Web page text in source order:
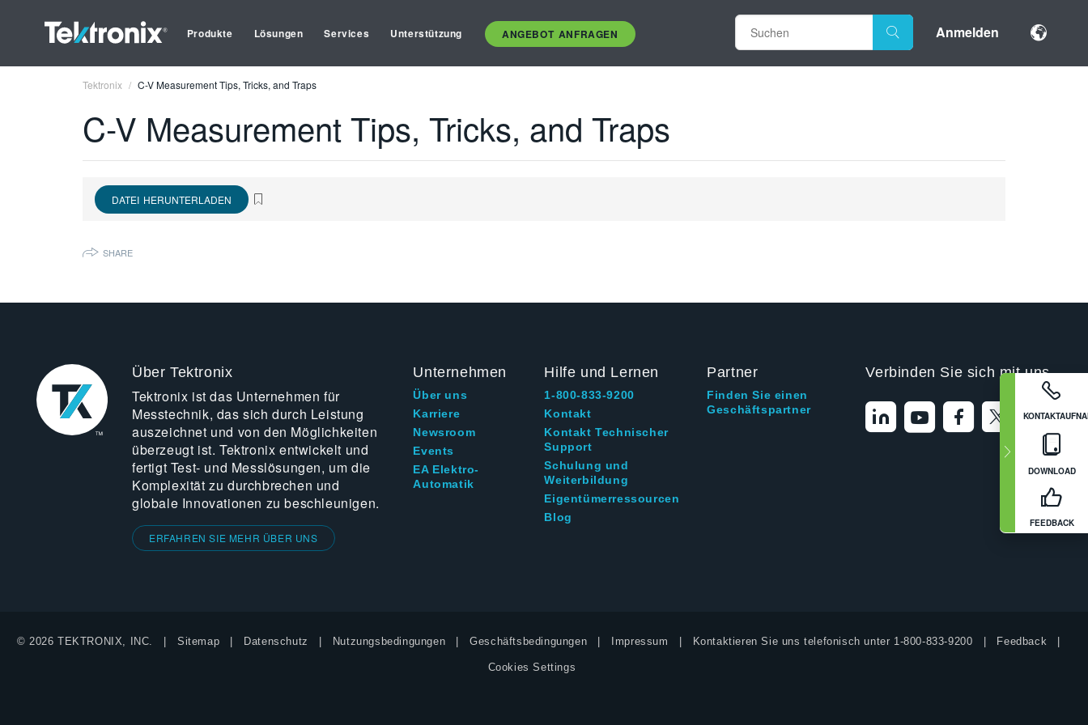
Produkte Lösungen Services Unterstützung ANGEBOT ANFRAGEN Anmelden
DOWNLOAD
FEEDBACK
Tektronix C-V Measurement Tips, Tricks, and Traps
C-V Measurement Tips, Tricks, and Traps
DATEI HERUNTERLADEN
SHARE
Über Tektronix
Tektronix ist das Unternehmen für
Messtechnik, das sich durch Leistung
auszeichnet und von den Möglichkeiten
überzeugt ist. Tektronix entwickelt und
fertigt Test- und Messlösungen, um die
Komplexität zu durchbrechen und
globale Innovationen zu beschleunigen.
ERFAHREN SIE MEHR ÜBER UNS
Unternehmen
Über uns
Karriere
Newsroom
Events
EA Elektro-
Automatik
Hilfe und Lernen
1-800-833-9200
Kontakt
Kontakt Technischer
Support
Schulung und
Weiterbildung
Eigentümerressourcen
Blog
Partner
Finden Sie einen
Geschäftspartner
Verbinden Sie sich mit uns
© 2026 TEKTRONIX, INC. Sitemap Datenschutz Nutzungsbedingungen Geschäftsbedingungen Impressum Kontaktieren Sie uns telefonisch unter 1-800-833-9200 Feedback
Cookies Settings